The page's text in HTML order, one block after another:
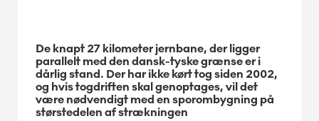
De knapt 27 kilometer jernbane, der ligger
parallelt med den dansk-tyske grænse er i
dårlig stand. Der har ikke kørt tog siden 2002,
og hvis togdriften skal genoptages, vil det
være nødvendigt med en sporombygning på
størstedelen af strækningen